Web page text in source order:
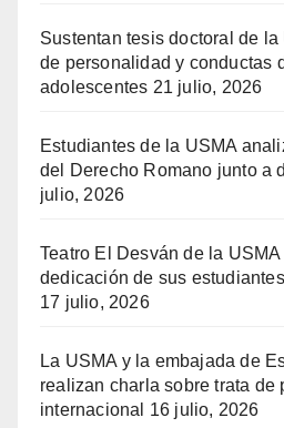
Sustentan tesis doctoral de
de personalidad y conductas
adolescentes 21 julio, 2026
Estudiantes de la USMA
del Derecho Romano junto a
julio, 2026
Teatro El Desván de la
dedicación de sus
17 julio, 2026
La USMA y la embajada de
realizan charla sobre trata de
internacional
16 julio, 2026